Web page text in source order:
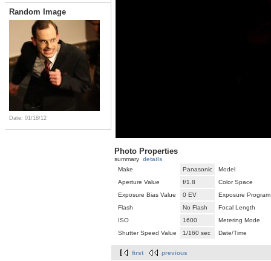
Random Image
Date: 01/18/12
Photo Properties
summary details
Make
Panasonic
Model
Aperture Value
f/1.8
Color Space
Exposure Bias Value
0 EV
Exposure Program
Flash
No Flash
Focal Length
ISO
1600
Metering Mode
Shutter Speed Value
1/160 sec Date/Time
first previous